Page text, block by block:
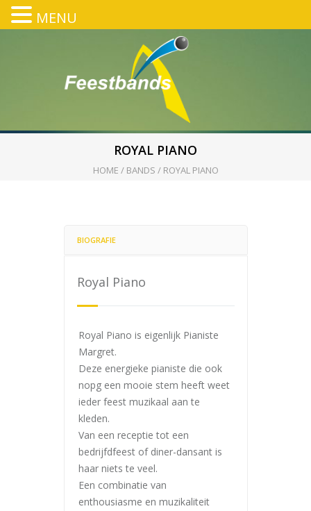
ROYAL PIANO
HOME / BANDS / ROYAL PIANO
BIOGRAFIE
Royal Piano
Royal Piano is eigenlijk Pianiste
Margret.
Deze energieke pianiste die ook
nopg een mooie stem heeft weet
ieder feest muzikaal aan te
kleden.
Van een receptie tot een
bedrijfdfeest of diner-dansant is
haar niets te veel.
Een combinatie van
enthousiasme en muzikaliteit
MENU